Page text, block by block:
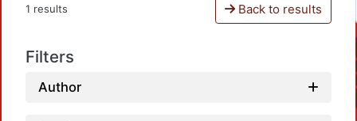
1 results Back to results
Filters
Author